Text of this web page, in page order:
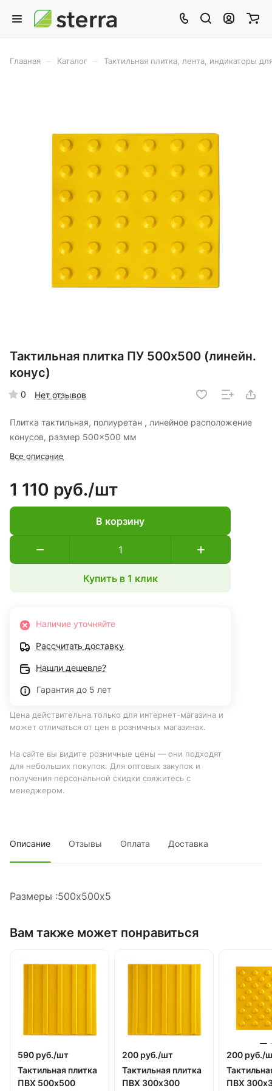
Главная Каталог Тактильная плитка, лента, индикаторы
Тактильная плитка ПУ 500х500 (линейн.
конус)
0 Нет отзывов
Плитка тактильная, полиуретан , линейное расположение
конусов, размер 500x500 мм
Все описание
1 110 руб./шт
В корзину
Купить в 1 клик
Наличие уточняйте
Рассчитать доставку
Нашли дешевле?
Гарантия до 5 лет
Цена действительна только для интернет-магазина и
может отличаться от цен в розничных магазинах.
На сайте вы видите розничные цены — они подходят
для небольших покупок. Для оптовых закупок и
получения персональной скидки свяжитесь с
менеджером.
Описание Отзывы Оплата Доставка
Размеры :500х500х5
Вам также может понравиться
590 руб./шт
Тактильная плитка
ПВХ 500х500
200 руб./шт
Тактильная плитка
ПВХ 300х300
200 руб./
ПВХ